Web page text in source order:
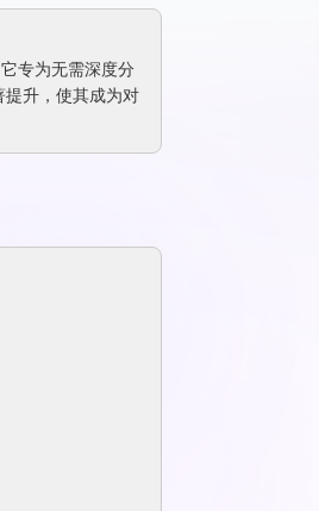
专为无需深度分
升，使其成为对